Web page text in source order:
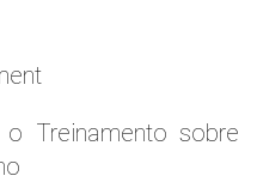
Treinamento sobre